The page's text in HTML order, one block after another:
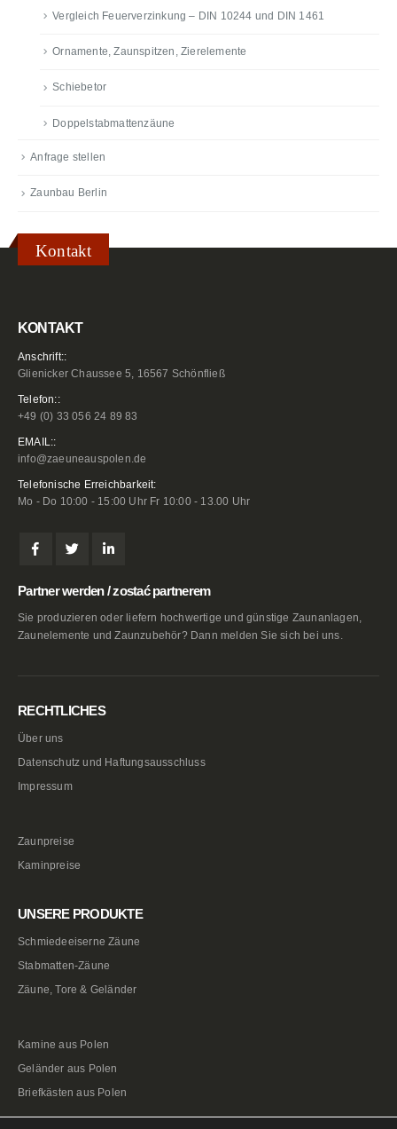
Vergleich Feuerverzinkung – DIN 10244 und DIN 1461
Ornamente, Zaunspitzen, Zierelemente
Schiebetor
Doppelstabmattenzäune
Anfrage stellen
Zaunbau Berlin
Kontakt
KONTAKT
Anschrift::
Glienicker Chaussee 5, 16567 Schönfließ
Telefon::
+49 (0) 33 056 24 89 83
EMAIL::
info@zaeuneauspolen.de
Telefonische Erreichbarkeit:
Mo - Do 10:00 - 15:00 Uhr Fr 10:00 - 13.00 Uhr
Partner werden / zostać partnerem
Sie produzieren oder liefern hochwertige und günstige Zaunanlagen,
Zaunelemente und Zaunzubehör? Dann melden Sie sich bei uns.
RECHTLICHES
Über uns
Datenschutz und Haftungsausschluss
Impressum
Zaunpreise
Kaminpreise
UNSERE PRODUKTE
Schmiedeeiserne Zäune
Stabmatten-Zäune
Zäune, Tore & Geländer
Kamine aus Polen
Geländer aus Polen
Briefkästen aus Polen